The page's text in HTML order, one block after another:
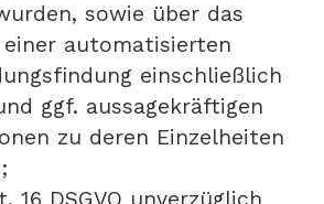
sowie über das
einer automatisierten
einschließlich
ggf. aussagekräftigen
zu deren Einzelheiten